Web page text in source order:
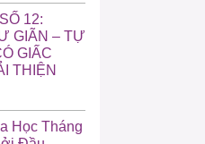
12:
GIÃN – TỰ
GIẤC
THIỆN
Học Tháng